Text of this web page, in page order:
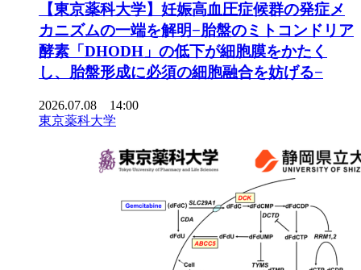
【東京薬科大学】妊娠高血圧症候群の発症メ
カニズムの一端を解明−胎盤のミトコンドリア
酵素「DHODH」の低下が細胞膜をかたく
し、胎盤形成に必須の細胞融合を妨げる−
2026.07.08 14:00
東京薬科大学